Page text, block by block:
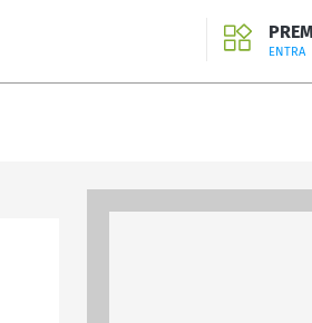
ENTRA